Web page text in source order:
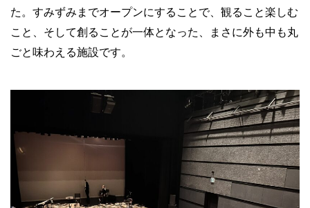
た。すみずみまでオープンにすることで、観ること楽しむ
こと、そして創ることが一体となった、まさに外も中も丸
ごと味わえる施設です。